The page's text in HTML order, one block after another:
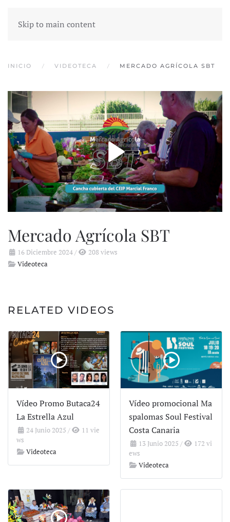
Skip to main content
INICIO VIDEOTECA MERCADO AGRÍCOLA SBT
Mercado Agrícola SBT
16 Diciembre 2024/
208 views
Videoteca
RELATED VIDEOS
Vídeo Promo Butaca24
La Estrella Azul
24 Junio 2025 /
11 vie
ws
Videoteca
Vídeo promocional Ma
spalomas Soul Festival
Costa Canaria
13 Junio 2025 /
172 vi
ews
Videoteca